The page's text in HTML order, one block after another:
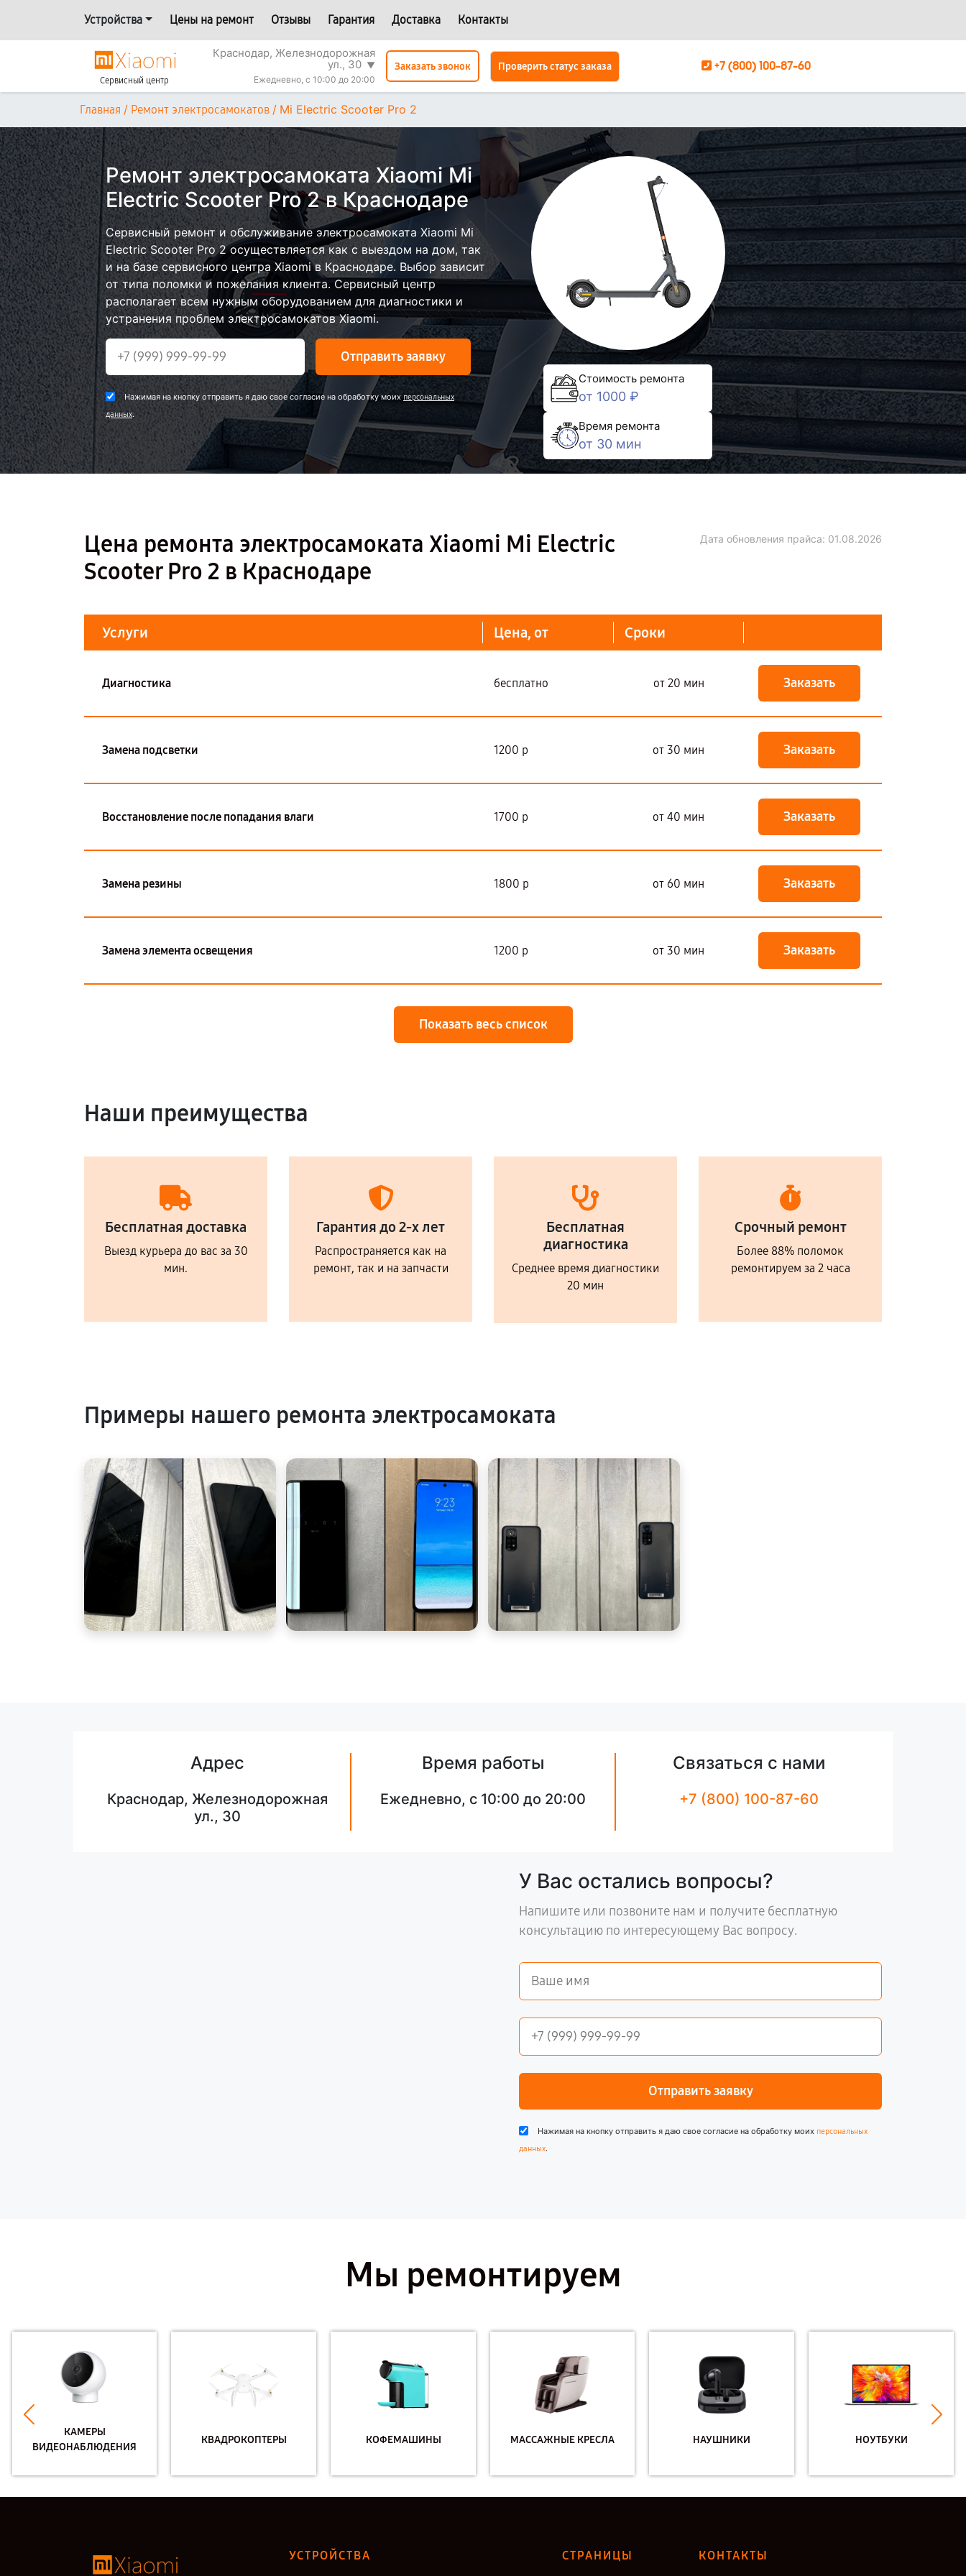
Устройства Цены на ремонт Отзывы Гарантия Доставка Контакты
Сервисный центр
Краснодар, Железнодорожная
ул., 30 ▼
Ежедневно, с 10:00 до 20:00
Заказать звонок Проверить статус заказа +7 (800) 100-87-60
Главная / Ремонт электросамокатов / Mi Electric Scooter Pro 2
Ремонт электросамоката Xiaomi Mi
Electric Scooter Pro 2 в Краснодаре
Сервисный ремонт и обслуживание электросамоката Xiaomi Mi
Electric Scooter Pro 2 осуществляется как с выездом на дом, так
и на базе сервисного центра Xiaomi в Краснодаре. Выбор зависит
от типа поломки и пожелания клиента. Сервисный центр
располагает всем нужным оборудованием для диагностики и
устранения проблем электросамокатов Xiaomi.
Отправить заявку
Нажимая на кнопку отправить я даю свое согласие на обработку моихперсональных
данных.
Стоимость ремонта
от 1000 ₽
Время ремонта
от 30 мин
Цена ремонта электросамоката Xiaomi Mi Electric
Scooter Pro 2 в Краснодаре
Дата обновления прайса: 01.08.2026
Услуги Цена, от Сроки
Диагностика бесплатно от 20 мин Заказать
Замена подсветки 1200 р от 30 мин Заказать
Восстановление после попадания влаги 1700 р от 40 мин Заказать
Замена резины 1800 р от 60 мин Заказать
Замена элемента освещения 1200 р от 30 мин Заказать
Показать весь список
Наши преимущества
Бесплатная доставка
Выезд курьера до вас за 30
мин.
Гарантия до 2-х лет
Распространяется как на
ремонт, так и на запчасти
Бесплатная
диагностика
Среднее время диагностики
20 мин
Срочный ремонт
Более 88% поломок
ремонтируем за 2 часа
Примеры нашего ремонта электросамоката
Адрес
Краснодар, Железнодорожная
ул., 30
Время работы
Ежедневно, с 10:00 до 20:00
Связаться с нами
+7 (800) 100-87-60
У Вас остались вопросы?
Напишите или позвоните нам и получите бесплатную
консультацию по интересующему Вас вопросу.
Отправить заявку
Нажимая на кнопку отправить я даю свое согласие на обработку моих персональных
данных.
Мы ремонтируем
КАМЕРЫ
ВИДЕОНАБЛЮДЕНИЯ
КВАДРОКОПТЕРЫ КОФЕМАШИНЫ МАССАЖНЫЕ КРЕСЛА НАУШНИКИ НОУТБУКИ
УСТРОЙСТВА СТРАНИЦЫ КОНТАКТЫ